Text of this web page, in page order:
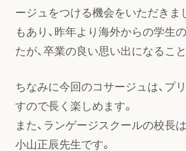
ージュをつける機会をいただきま
もあり、昨年より海外からの学生
たが、卒業の良い思い出になるこ
ちなみに今回のコサージュは、プ
すので長く楽しめます。
また、ランゲージスクールの校長
小山正辰先生です。